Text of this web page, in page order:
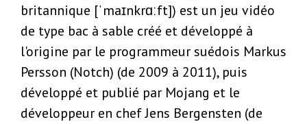
britannique [ˈmaɪnkrɑːft]) est un jeu vidéo
de type bac à sable créé et développé à
l'origine par le programmeur suédois Markus
Persson (Notch) (de 2009 à 2011), puis
développé et publié par Mojang et le
développeur en chef Jens Bergensten (de